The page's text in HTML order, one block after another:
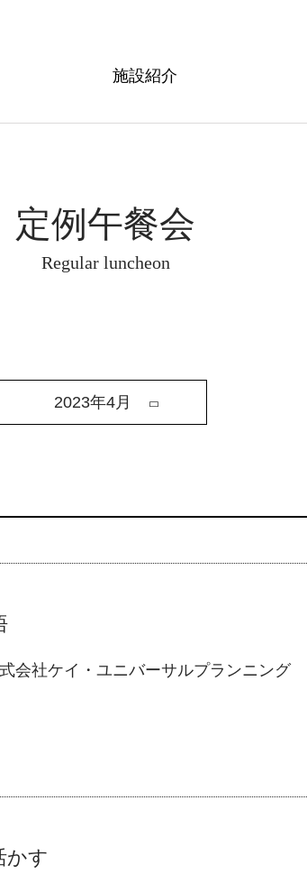
施設紹介
定例午餐会
Regular luncheon
2023年4月
会社ケイ・ユニバーサルプランニング
かす